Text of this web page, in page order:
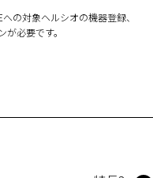
の対象ヘルシオの機器登録、
必要です。